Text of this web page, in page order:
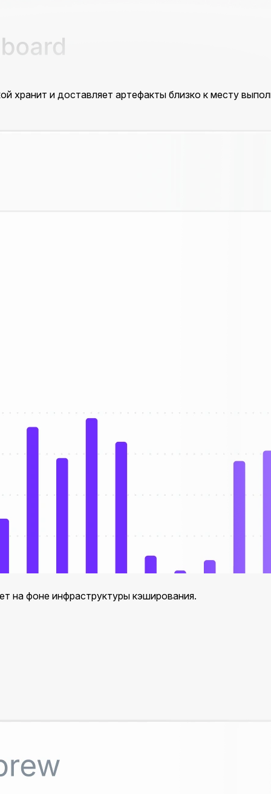
хранит и доставляет артефакты близко к месту
на фоне инфраструктуры кэширования.